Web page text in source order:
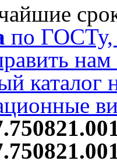
по ГОСТу,
каталог